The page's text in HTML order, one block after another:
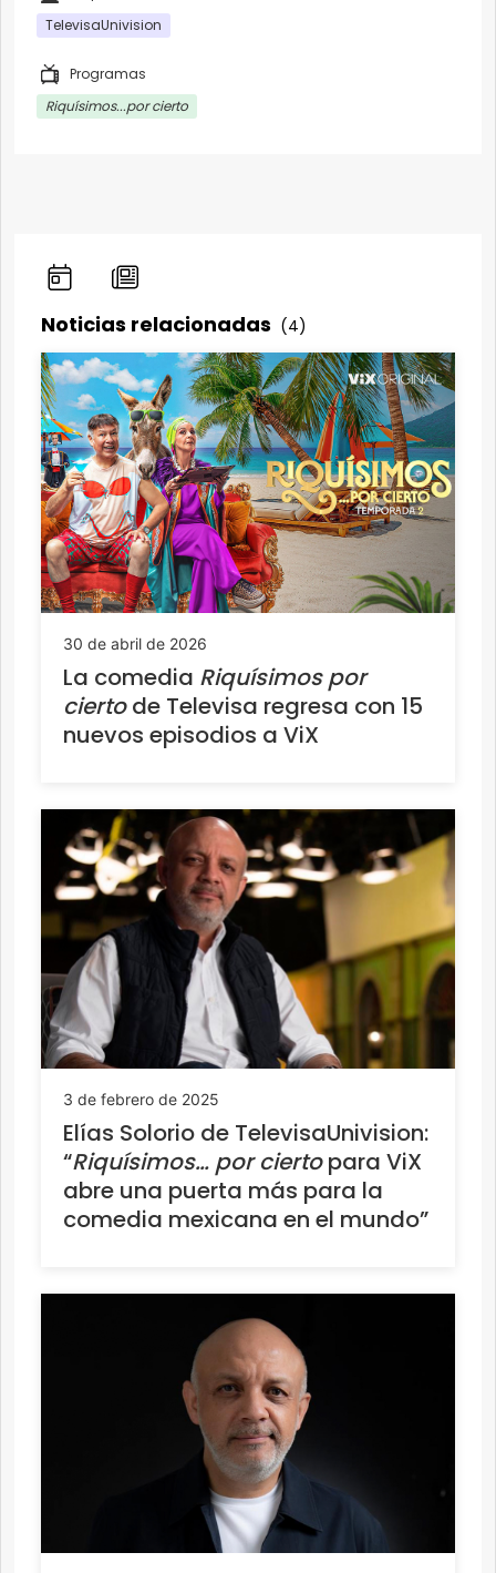
TelevisaUnivision
Programas
Riquísimos...por cierto
Noticias relacionadas (4)
30 de abril de 2026
La comedia Riquísimos por
ciertode Televisa regresa con 15
nuevos episodios a ViX
3 de febrero de 2025
Elías Solorio de TelevisaUnivision:
“Riquísimos… por ciertopara ViX
abre una puerta más para la
comedia mexicana en el mundo”